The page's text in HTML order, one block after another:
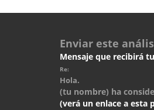
Enviar este
Mensaje que recibirá
Re:
Hola.
(tu nombre) ha
(verá un enlace a esta